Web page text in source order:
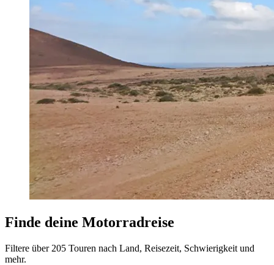
Finde deine Motorradreise
Filtere über 205 Touren nach Land, Reisezeit, Schwierigkeit und
mehr.